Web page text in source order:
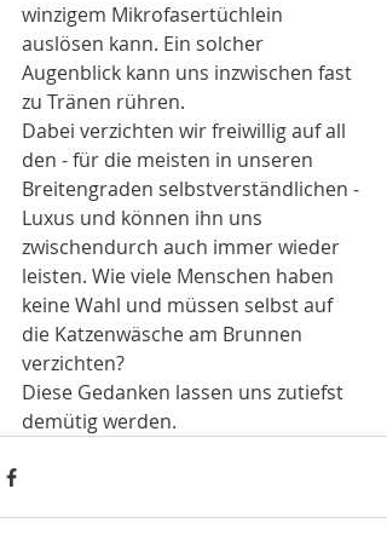
winzigem Mikrofasertüchlein
auslösen kann. Ein solcher
Augenblick kann uns inzwischen fast
zu Tränen rühren.
Dabei verzichten wir freiwillig auf all
den - für die meisten in unseren
Breitengraden selbstverständlichen -
Luxus und können ihn uns
zwischendurch auch immer wieder
leisten. Wie viele Menschen haben
keine Wahl und müssen selbst auf
die Katzenwäsche am Brunnen
verzichten?
Diese Gedanken lassen uns zutiefst
demütig werden.